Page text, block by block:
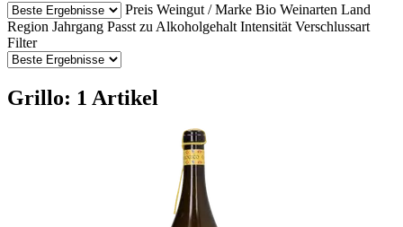
Preis Weingut / Marke Bio Weinarten Land
Region Jahrgang Passt zu Alkoholgehalt Intensität Verschlussart
Filter
Grillo: 1 Artikel